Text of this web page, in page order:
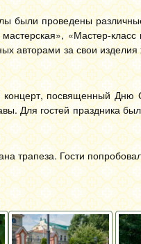
были проведены
«Мастер-
авторами за свои
посвященный
Для гостей праздника
трапеза. Гости